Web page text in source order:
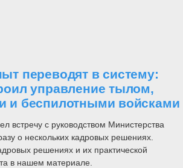
переводят в систему:
управление тылом,
и беспилотными войсками
встречу с руководством Министерства
о нескольких кадровых решениях.
решениях и их практической
в нашем материале.